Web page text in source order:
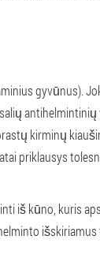
gyvūnus).
kirminų
priklausys
iš kūno, kuris